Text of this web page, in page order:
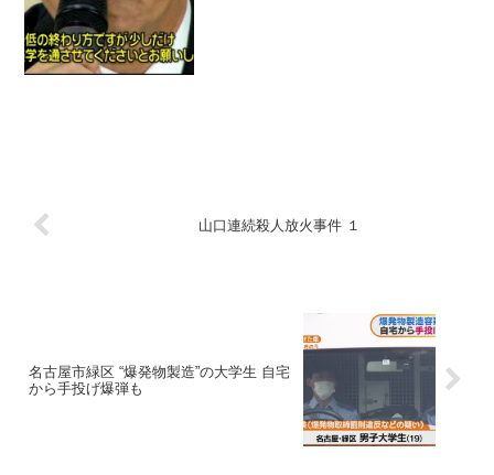
山口連続殺人放火事件 １
名古屋市緑区 “爆発物製造”の大学生 自宅
から手投げ爆弾も